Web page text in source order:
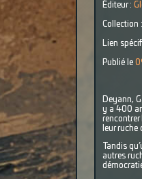
Éditeur :
Collection :
Lien
Publié le
Deyann,
y a 400
rencontrer
leur ruche
Tandis
autres